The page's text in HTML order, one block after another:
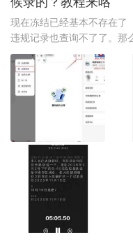
现在冻结已经基本不存在了
违规记录也查询不了了。那